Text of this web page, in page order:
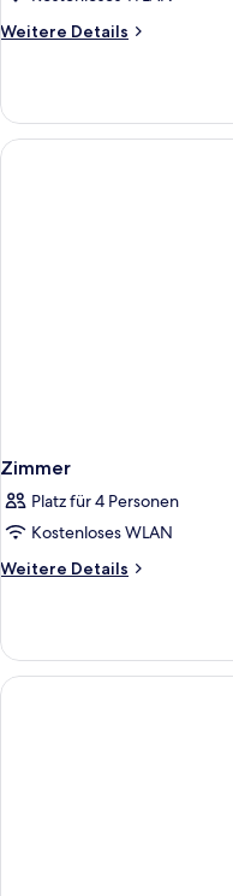
Weitere Details
Weitere
Room,
Terrace
with
Zimmer
Platz für 4 Personen
Kostenloses WLAN
Weitere Details
Weitere